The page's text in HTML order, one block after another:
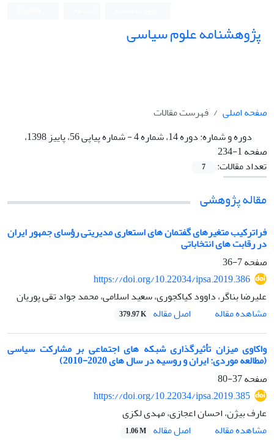
پژوهشنامه علوم سیاسی
صفحه اصلی
فهرست مقالات
دوره و شماره:
دوره 14، شماره 4 - شماره پیاپی 56، پاییز 1398،
صفحه 1-234
تعداد مقالات:
7
مقاله پژوهشی
فراترکیب متغیرهای گفتمان های استعاری مدیریتی رؤسای جمهور ایران
در رقابت های انتخاباتی
صفحه7-36
https://doi.org/10.22034/ipsa.2019.386
علیرضا بناگر، داوود کیاکجوری، سعید اسلامی، محمد جواد تقی پوریان
مشاهده مقاله
اصل مقاله 379.97 K
واکاوی میزان تأثیرگذاری شبکه های اجتماعی بر مشارکت سیاسی
(مطالعه موردی: ایران و روسیه در سال های 2020-2010)
صفحه37-80
https://doi.org/10.22034/ipsa.2019.385
عارف بیژن، احسان اعجازی، مهدی لکزی
مشاهده مقاله
اصل مقاله 1.06 M